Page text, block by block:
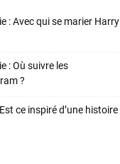
: Avec qui se marier Harry
: Où suivre les
?
ce inspiré d’une histoire